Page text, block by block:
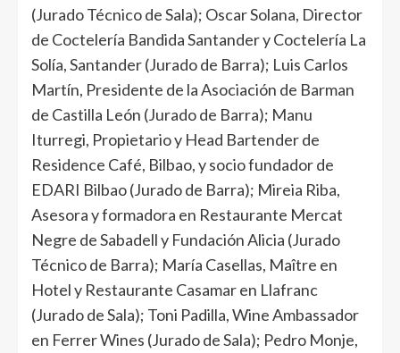
(Jurado Técnico de Sala); Oscar Solana, Director
de Coctelería Bandida Santander y Coctelería La
Solía, Santander (Jurado de Barra); ⁠Luis Carlos
Martín, Presidente de la Asociación de Barman
de Castilla León (Jurado de Barra); ⁠Manu
Iturregi, Propietario y Head Bartender de
Residence Café, Bilbao, y socio fundador de
EDARI Bilbao (Jurado de Barra); ⁠Mireia Riba,
Asesora y formadora en Restaurante Mercat
Negre de Sabadell y Fundación Alicia (Jurado
Técnico de Barra); ⁠María Casellas, Maître en
Hotel y Restaurante Casamar en Llafranc
(Jurado de Sala); ⁠Toni Padilla, Wine Ambassador
en Ferrer Wines (Jurado de Sala); ⁠Pedro Monje,